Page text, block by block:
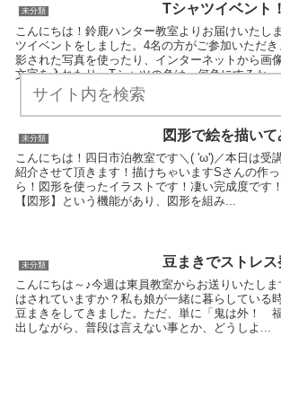
未分類 Tシャツイベント！
こんにちは！鈴鹿ハンター教室よりお届けいたし
ツイベントをしました。4名の方がご参加いただ
影された写真を使ったり、インターネットから画
文字を入れたり。Tシャツの色は、何色にするか
未分類 図形で絵を描いて
こんにちは！四日市泊教室です＼( 'ω')／本日は受
紹介させて頂きます！描けちゃいますSさんの作
ら！図形を使ったイラストです！凄い完成度です
【図形】という機能があり、図形を組み...
未分類 豆まきでストレス
こんにちは～♪今週は東員教室からお送りいたしま
はされていますか？私も娘が一緒に暮らしている
豆まきをしてきました。ただ、単に「鬼は外！
出しながら、普段は言えない事とか、どうしよ...